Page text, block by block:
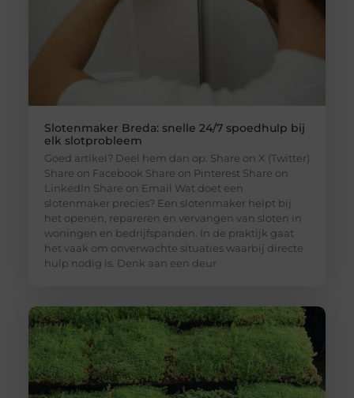
Slotenmaker Breda: snelle 24/7 spoedhulp bij
elk slotprobleem
Goed artikel? Deel hem dan op: Share on X (Twitter)
Share on Facebook Share on Pinterest Share on
LinkedIn Share on Email Wat doet een
slotenmaker precies? Een slotenmaker helpt bij
het openen, repareren en vervangen van sloten in
woningen en bedrijfspanden. In de praktijk gaat
het vaak om onverwachte situaties waarbij directe
hulp nodig is. Denk aan een deur